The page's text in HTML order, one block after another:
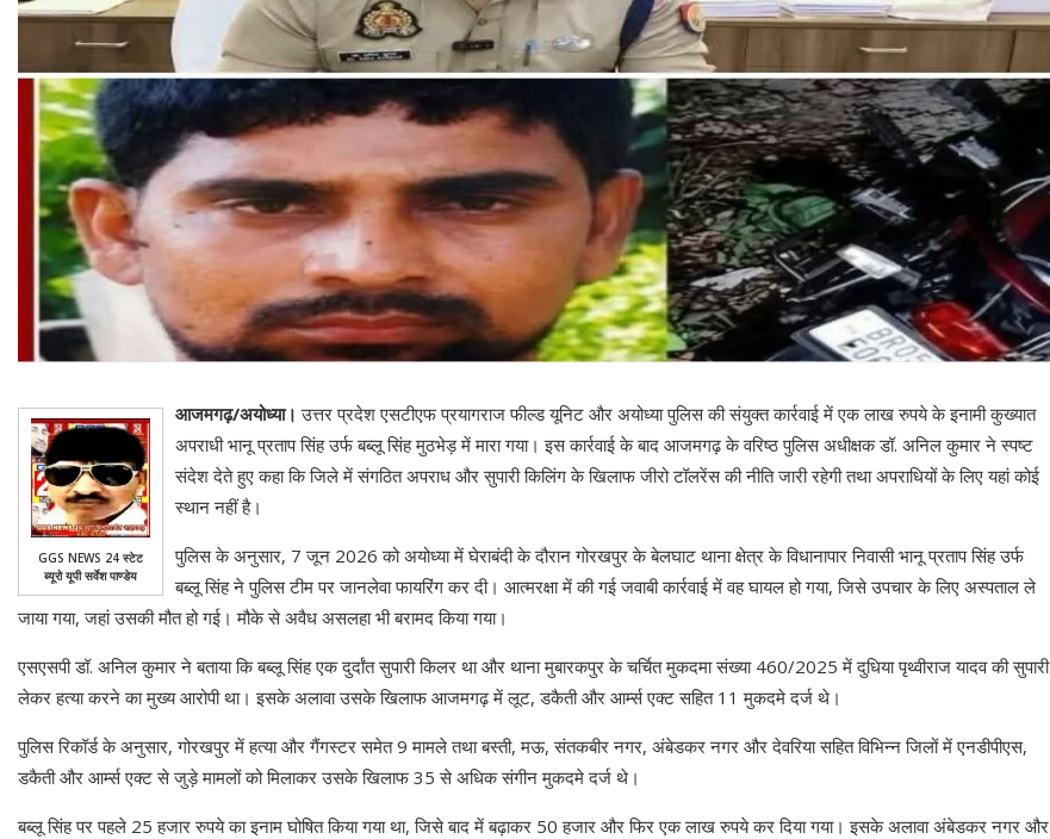
GGS NEWS 24 स्टेट
ब्यूरो यूपी सर्वेश पाण्डेय
आजमगढ़/अयोध्या। उत्तर प्रदेश एसटीएफ प्रयागराज फील्ड यूनिट और अयोध्या पुलिस की संयुक्त कार्रवाई में एक लाख रुपये के इनामी कुख्यात
अपराधी भानू प्रताप सिंह उर्फ बब्लू सिंह मुठभेड़ में मारा गया। इस कार्रवाई के बाद आजमगढ़ के वरिष्ठ पुलिस अधीक्षक डॉ. अनिल कुमार ने स्पष्ट
संदेश देते हुए कहा कि जिले में संगठित अपराध और सुपारी किलिंग के खिलाफ जीरो टॉलरेंस की नीति जारी रहेगी तथा अपराधियों के लिए यहां कोई
स्थान नहीं है।
पुलिस के अनुसार, 7 जून 2026 को अयोध्या में घेराबंदी के दौरान गोरखपुर के बेलघाट थाना क्षेत्र के विधानापार निवासी भानू प्रताप सिंह उर्फ
बब्लू सिंह ने पुलिस टीम पर जानलेवा फायरिंग कर दी। आत्मरक्षा में की गई जवाबी कार्रवाई में वह घायल हो गया, जिसे उपचार के लिए अस्पताल ले
जाया गया, जहां उसकी मौत हो गई। मौके से अवैध असलहा भी बरामद किया गया।
एसएसपी डॉ. अनिल कुमार ने बताया कि बब्लू सिंह एक दुर्दांत सुपारी किलर था और थाना मुबारकपुर के चर्चित मुकदमा संख्या 460/2025 में दुधिया पृथ्वीराज यादव की सुपारी
लेकर हत्या करने का मुख्य आरोपी था। इसके अलावा उसके खिलाफ आजमगढ़ में लूट, डकैती और आर्म्स एक्ट सहित 11 मुकदमे दर्ज थे।
पुलिस रिकॉर्ड के अनुसार, गोरखपुर में हत्या और गैंगस्टर समेत 9 मामले तथा बस्ती, मऊ, संतकबीर नगर, अंबेडकर नगर और देवरिया सहित विभिन्न जिलों में एनडीपीएस,
डकैती और आर्म्स एक्ट से जुड़े मामलों को मिलाकर उसके खिलाफ 35 से अधिक संगीन मुकदमे दर्ज थे।
बब्लू सिंह पर पहले 25 हजार रुपये का इनाम घोषित किया गया था, जिसे बाद में बढ़ाकर 50 हजार और फिर एक लाख रुपये कर दिया गया। इसके अलावा अंबेडकर नगर और